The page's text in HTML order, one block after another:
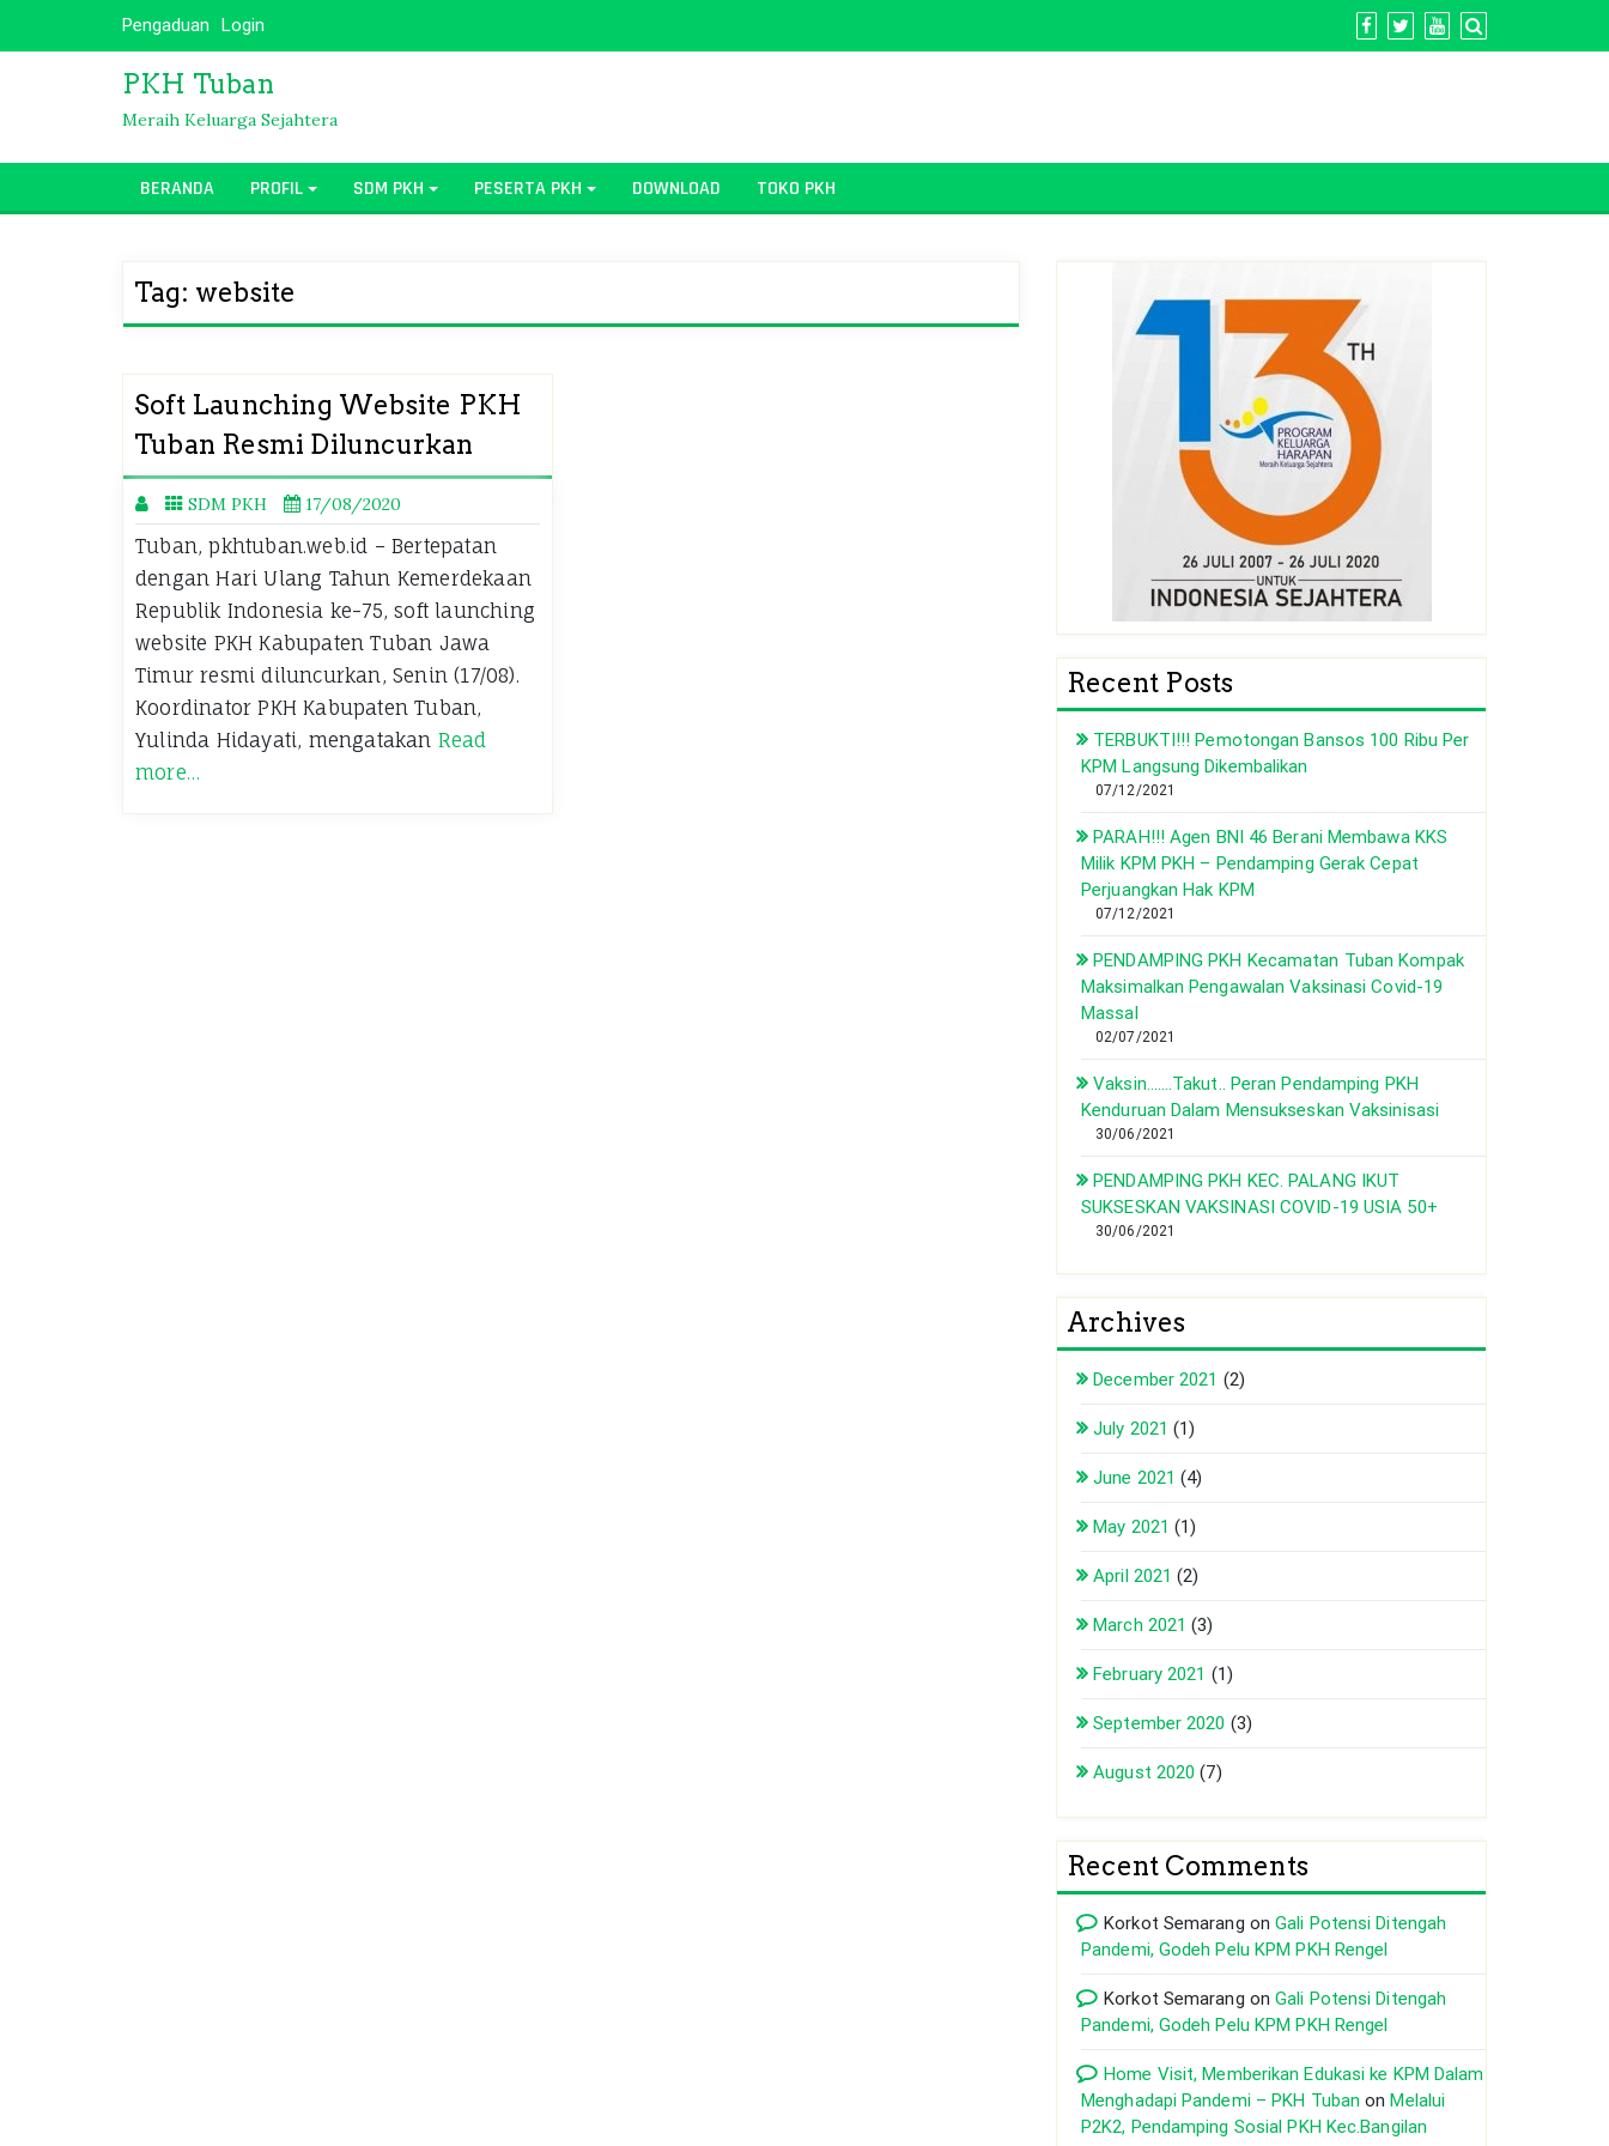
Pengaduan Login
PKH Tuban
Meraih Keluarga Sejahtera
BERANDA PROFIL SDM PKH PESERTA PKH DOWNLOAD TOKO PKH
Tag: website
Soft Launching Website PKH
Tuban Resmi Diluncurkan
SDM PKH 17/08/2020
Tuban, pkhtuban.web.id – Bertepatan
dengan Hari Ulang Tahun Kemerdekaan
Republik Indonesia ke-75, soft launching
website PKH Kabupaten Tuban Jawa
Timur resmi diluncurkan, Senin (17/08).
Koordinator PKH Kabupaten Tuban,
Yulinda Hidayati, mengatakan Read
more…
Recent Posts
TERBUKTI!!! Pemotongan Bansos 100 Ribu Per
KPM Langsung Dikembalikan
07/12/2021
PARAH!!! Agen BNI 46 Berani Membawa KKS
Milik KPM PKH – Pendamping Gerak Cepat
Perjuangkan Hak KPM
07/12/2021
PENDAMPING PKH Kecamatan Tuban Kompak
Maksimalkan Pengawalan Vaksinasi Covid-19
Massal
02/07/2021
Vaksin…….Takut.. Peran Pendamping PKH
Kenduruan Dalam Mensukseskan Vaksinisasi
30/06/2021
PENDAMPING PKH KEC. PALANG IKUT
SUKSESKAN VAKSINASI COVID-19 USIA 50+
30/06/2021
Archives
December 2021 (2)
July 2021 (1)
June 2021 (4)
May 2021 (1)
April 2021 (2)
March 2021 (3)
February 2021 (1)
September 2020 (3)
August 2020 (7)
Recent Comments
Korkot Semarang onGali Potensi Ditengah
Pandemi, Godeh Pelu KPM PKH Rengel
Korkot Semarang onGali Potensi Ditengah
Pandemi, Godeh Pelu KPM PKH Rengel
Home Visit, Memberikan Edukasi ke KPM Dalam
Menghadapi Pandemi – PKH Tuban onMelalui
P2K2, Pendamping Sosial PKH Kec.Bangilan